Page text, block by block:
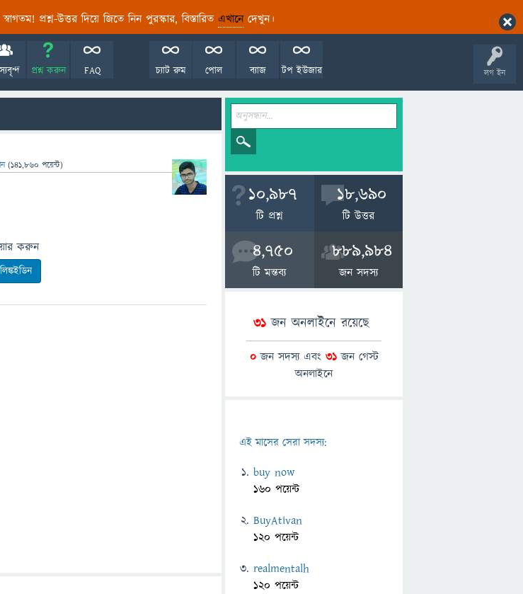
প্রশ্ন-উত্তর দিয়ে জিতে নিন পুরস্কার, বিস্তারিত এখানেদেখুন।
লগ ইন
প্রশ্ন করুন FAQ টপ ইউজার
ব্যাজ
পোল
চ্যাট রুম
(141,860 পয়েন্ট)
করুন
লিঙ্কইডিন
10,987
টি প্রশ্ন
18,690
টি উত্তর
4,750
টি মন্তব্য
889,984
জন সদস্য
31জন অনলাইনে রয়েছে
0জন সদস্য এবং 31জন গেস্ট
অনলাইনে
এই মাসের সেরা সদস্য:
buy now
160 পয়েন্ট
BuyAtivan
120 পয়েন্ট
realmentalh
120 পয়েন্ট